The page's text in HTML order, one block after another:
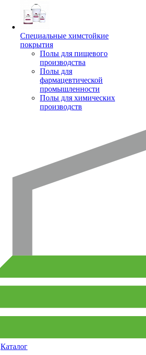
Специальные химстойкие
покрытия
Полы для пищевого
производства
Полы для
фармацевтической
промышленности
Полы для химических
производств
Каталог